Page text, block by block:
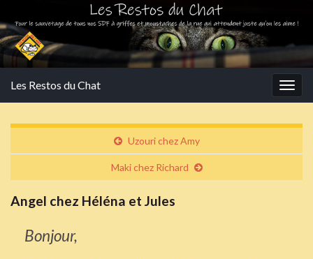
Les Restos du Chat
Uzouri chez Amy
Maki chez Richard
Angel chez Héléna et Jules
Bonjour,